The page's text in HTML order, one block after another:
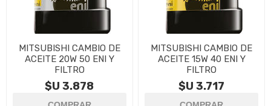
MITSUBISHI CAMBIO DE
ACEITE 20W 50 ENI Y
FILTRO
$U 3.878
MITSUBISHI CAMBIO DE
ACEITE 15W 40 ENI Y
FILTRO
$U 3.717